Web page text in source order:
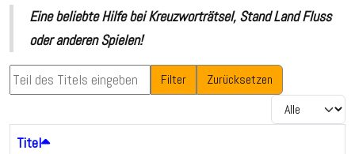
Eine beliebte Hilfe bei Kreuzworträtsel, Stand Land Fluss
oder anderen Spielen!
Teil des Titels eingeben
Filter Zurücksetzen
Anzeige #
Titel